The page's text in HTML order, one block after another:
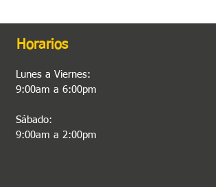
Horarios
Lunes a Viernes:
9:00am a 6:00pm
Sábado:
9:00am a 2:00pm